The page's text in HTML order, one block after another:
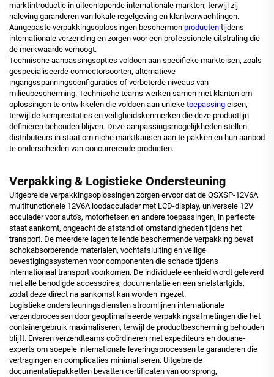
marktintroductie in uiteenlopende internationale markten, terwijl zij
naleving garanderen van lokale regelgeving en klantverwachtingen.
Aangepaste verpakkingsoplossingen beschermen producten tijdens
internationale verzending en zorgen voor een professionele uitstraling die
de merkwaarde verhoogt.
Technische aanpassingsopties voldoen aan specifieke markteisen, zoals
gespecialiseerde connectorsoorten, alternatieve
ingangsspanningsconfiguraties of verbeterde niveaus van
milieubescherming. Technische teams werken samen met klanten om
oplossingen te ontwikkelen die voldoen aan unieke toepassing eisen,
terwijl de kernprestaties en veiligheidskenmerken die deze productlijn
definiëren behouden blijven. Deze aanpassingsmogelijkheden stellen
distributeurs in staat om niche marktkansen aan te pakken en hun aanbod
te onderscheiden van concurrerende producten.
Verpakking & Logistieke Ondersteuning
Uitgebreide verpakkingsoplossingen zorgen ervoor dat de QSXSP-12V6A
multifunctionele 12V6A loodacculader met LCD-display, universele 12V
acculader voor auto's, motorfietsen en andere toepassingen, in perfecte
staat aankomt, ongeacht de afstand of omstandigheden tijdens het
transport. De meerdere lagen tellende beschermende verpakking bevat
schokabsorberende materialen, vochtafsluiting en veilige
bevestigingssystemen voor componenten die schade tijdens
internationaal transport voorkomen. De individuele eenheid wordt geleverd
met alle benodigde accessoires, documentatie en een snelstartgids,
zodat deze direct na aankomst kan worden ingezet.
Logistieke ondersteuningsdiensten stroomlijnen internationale
verzendprocessen door geoptimaliseerde verpakkingsafmetingen die het
containergebruik maximaliseren, terwijl de productbescherming behouden
blijft. Ervaren verzendteams coördineren met expediteurs en douane-
experts om soepele internationale leveringsprocessen te garanderen die
vertragingen en complicaties minimaliseren. Uitgebreide
documentatiepakketten bevatten certificaten van oorsprong,